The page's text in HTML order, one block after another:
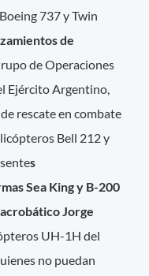
737 y Twin
de
de Operaciones
Ejército Argentino,
rescate en combate
Bell 212 y
s
Sea King y B-200
Jorge
UH-1H del
no puedan